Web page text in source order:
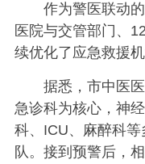
作为警医联动
医院与交管部门、
续优化了应急救援
据悉，市中医
急诊科为核心，神
科、ICU、麻醉科
队。接到预警后，